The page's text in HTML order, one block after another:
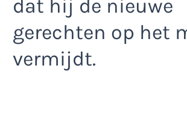
dat hij de nieuwe
gerechten op het
vermijdt.